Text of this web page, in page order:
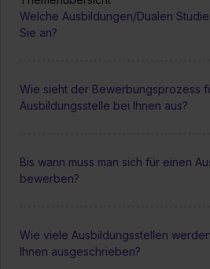
Welche Ausbildungen/Dualen
Sie an?
Wie sieht der Bewerbungsprozess
Ausbildungsstelle bei Ihnen aus?
Bis wann muss man sich für einen
bewerben?
Wie viele Ausbildungsstellen
Ihnen ausgeschrieben?